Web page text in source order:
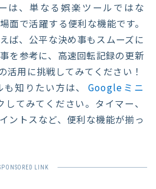
は、単なる娯楽ツールではな
面で活躍する便利な機能です。
ば、公平な決め事もスムーズに
を参考に、高速回転記録の更新
活用に挑戦してみてください！
知りたい方は、
Googleミニ
してみてください。タイマー、
ントスなど、便利な機能が揃っ